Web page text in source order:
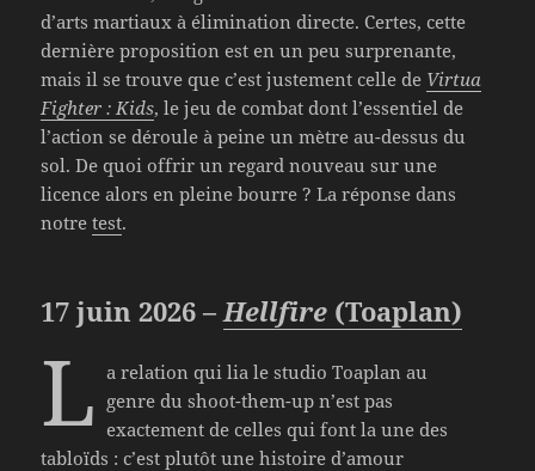
d’arts martiaux à élimination directe. Certes, cette
dernière proposition est en un peu surprenante,
mais il se trouve que c’est justement celle de Virtua
Fighter : Kids, le jeu de combat dont l’essentiel de
l’action se déroule à peine un mètre au-dessus du
sol. De quoi offrir un regard nouveau sur une
licence alors en pleine bourre ? La réponse dans
notretest.
17 juin 2026 –Hellfire (Toaplan)
L a relation qui lia le studio Toaplan au
genre du shoot-them-up n’est pas
exactement de celles qui font la une des
tabloïds : c’est plutôt une histoire d’amour